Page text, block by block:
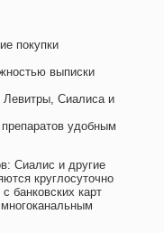
покупки
выписки
Левитры, Сиалиса и
удобным
Сиалис и другие
круглосуточно
банковских карт